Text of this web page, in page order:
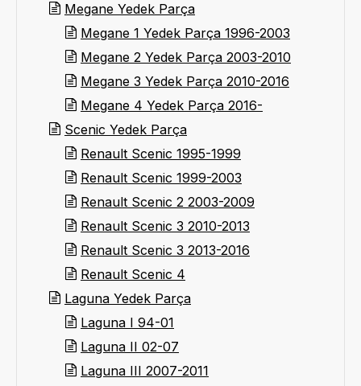
Megane Yedek Parça
Megane 1 Yedek Parça 1996-2003
Megane 2 Yedek Parça 2003-2010
Megane 3 Yedek Parça 2010-2016
Megane 4 Yedek Parça 2016-
Scenic Yedek Parça
Renault Scenic 1995-1999
Renault Scenic 1999-2003
Renault Scenic 2 2003-2009
Renault Scenic 3 2010-2013
Renault Scenic 3 2013-2016
Renault Scenic 4
Laguna Yedek Parça
Laguna I 94-01
Laguna II 02-07
Laguna III 2007-2011